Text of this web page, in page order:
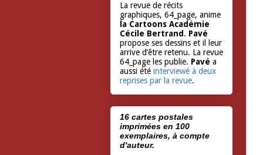
La revue de récits
graphiques, 64_page, anime
la Cartoons Académie
Cécile Bertrand. Pavé
propose ses dessins et il leur
arrive d’être retenu. La revue
64_page les publie. Pavé a
aussi été interviewé à deux
reprises par la revue.
16 cartes postales
imprimées en 100
exemplaires, à compte
d'auteur.